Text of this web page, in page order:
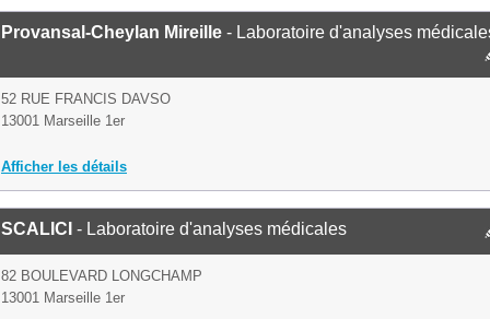
Provansal-Cheylan Mireille - Laboratoire d'analyses
52 RUE FRANCIS DAVSO
13001 Marseille 1er
Afficher les détails
SCALICI - Laboratoire d'analyses médicales
82 BOULEVARD LONGCHAMP
13001 Marseille 1er